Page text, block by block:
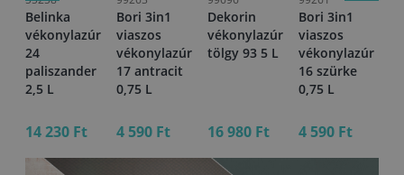
Belinka
vékonylazúr
24
paliszander
2,5 L
14 230 Ft
Bori 3in1
viaszos
vékonylazúr
17 antracit
0,75 L
4 590 Ft
Dekorin
vékonylazúr
tölgy 93 5 L
16 980 Ft
Bori 3in1
viaszos
vékonylazúr
16 szürke
0,75 L
4 590 Ft